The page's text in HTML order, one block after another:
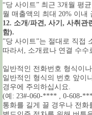
“당 사이트” 최근 3개월 평균
월 매출액의 최대 20% 이내
12. 소개/파견, 사기, 사취관
함).
”당 사이트”는 절대로 직접
따라서, 소개료나 연결 수수
일반적인 전화번호 형식이
일반적인 형식의 번호 앞이
경우에 주의하십시요.
(예: 23#-060-**** , 0-608-
통화를 길게 끌 경우나 전화